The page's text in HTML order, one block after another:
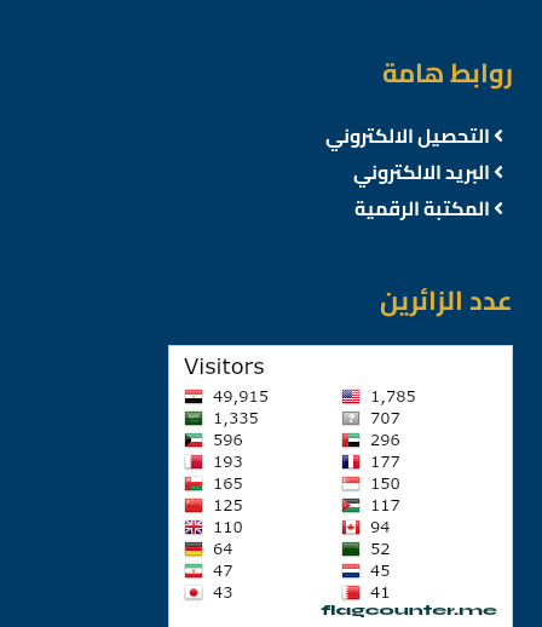
روابط هامة
التحصيل الالكتروني
البريد الالكتروني
المكتبة الرقمية
عدد الزائرين